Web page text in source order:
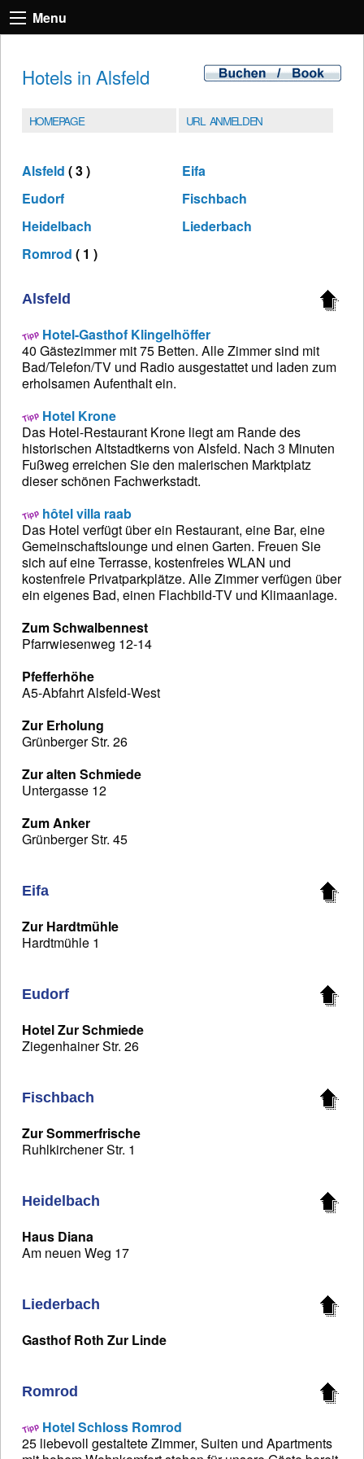
Menu
Hotels in Alsfeld
HOMEPAGE URL ANMELDEN
Alsfeld ( 3 )
Eifa
Eudorf
Fischbach
Heidelbach
Liederbach
Romrod ( 1 )
Alsfeld
Hotel-Gasthof Klingelhöffer
40 Gästezimmer mit 75 Betten. Alle Zimmer sind mit
Bad/Telefon/TV und Radio ausgestattet und laden zum
erholsamen Aufenthalt ein.
Hotel Krone
Das Hotel-Restaurant Krone liegt am Rande des
historischen Altstadtkerns von Alsfeld. Nach 3 Minuten
Fußweg erreichen Sie den malerischen Marktplatz
dieser schönen Fachwerkstadt.
hôtel villa raab
Das Hotel verfügt über ein Restaurant, eine Bar, eine
Gemeinschaftslounge und einen Garten. Freuen Sie
sich auf eine Terrasse, kostenfreies WLAN und
kostenfreie Privatparkplätze. Alle Zimmer verfügen über
ein eigenes Bad, einen Flachbild-TV und Klimaanlage.
Zum Schwalbennest
Pfarrwiesenweg 12-14
Pfefferhöhe
A5-Abfahrt Alsfeld-West
Zur Erholung
Grünberger Str. 26
Zur alten Schmiede
Untergasse 12
Zum Anker
Grünberger Str. 45
Eifa
Zur Hardtmühle
Hardtmühle 1
Eudorf
Hotel Zur Schmiede
Ziegenhainer Str. 26
Fischbach
Zur Sommerfrische
Ruhlkirchener Str. 1
Heidelbach
Haus Diana
Am neuen Weg 17
Liederbach
Gasthof Roth Zur Linde
Romrod
Hotel Schloss Romrod
25 liebevoll gestaltete Zimmer, Suiten und Apartments